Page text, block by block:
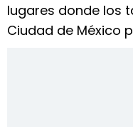
lugares donde los
Ciudad de México